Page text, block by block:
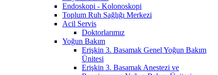
Endoskopi - Kolonoskopi
Toplum Ruh Sağlığı Merkezi
Acil Servis
Doktorlarımız
Yoğun Bakım
Erişkin 3. Basamak Genel Yoğun Bakım
Ünitesi
Erişkin 3. Basamak Anestezi ve